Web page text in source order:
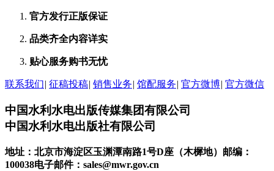
官方发行正版保证
品类齐全内容详实
贴心服务购书无忧
联系我们| 征稿投稿| 销售业务| 馆配服务| 官方微博| 官方微信
中国水利水电出版传媒集团有限公司
中国水利水电出版社有限公司
地址：北京市海淀区玉渊潭南路1号D座（木樨地） 邮编：
100038电子邮件：sales@mwr.gov.cn